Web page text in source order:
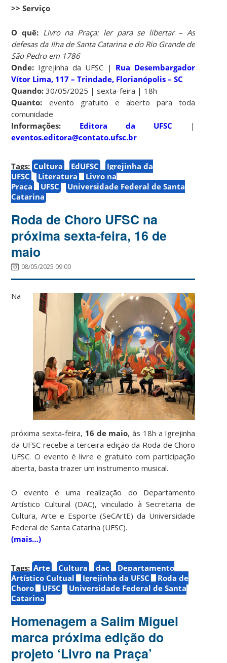
>> Serviço
O quê: Livro na Praça: ler para se libertar– As
defesas da Ilha de Santa Catarina e do Rio Grande de
São Pedro em 1786
Onde: Igrejinha da UFSC | Rua Desembargador
Vítor Lima, 117 – Trindade, Florianópolis – SC
Quando: 30/05/2025 | sexta-feira | 18h
Quanto: evento gratuito e aberto para toda
comunidade
Informações:
Editora da UFSC |
eventos.editora@contato.ufsc.br
Tags: Cultura EdUFSC
Igrejinha da
UFSC
Literatura
Livro na
Praça
UFSC
Universidade Federal de Santa
Catarina
Roda de Choro UFSC na
próxima sexta-feira, 16 de
maio
08/05/2025 09:00
Na
próxima sexta-feira, 16 de maio, às 18h a Igrejinha
da UFSC recebe a terceira edição da Roda de Choro
UFSC. O evento é livre e gratuito com participação
aberta, basta trazer um instrumento musical.
O evento é uma realização do Departamento
Artístico Cultural (DAC), vinculado à Secretaria de
Cultura, Arte e Esporte (SeCArtE) da Universidade
Federal de Santa Catarina (UFSC).
(mais…)
Tags: Arte Cultura dac
Departamento
Artístico Cultual
Igrejinha da UFSC
Roda de
Choro
UFSC
Universidade Federal de Santa
Catarina
Homenagem a Salim Miguel
marca próxima edição do
projeto ‘Livro na Praça’